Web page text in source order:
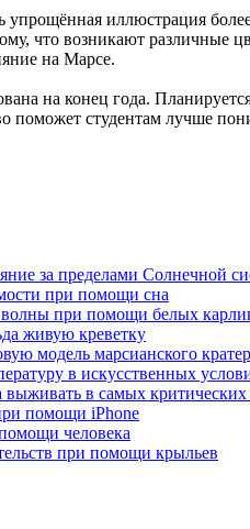
упрощённая иллюстрация
что возникают
на Марсе.
на конец года.
поможет студентам лучше
за пределами Солнечной
при помощи сна
при помощи белых
живую креветку
модель марсианского
в искусственных
выживать в самых
помощи iPhone
человека
при помощи крыльев